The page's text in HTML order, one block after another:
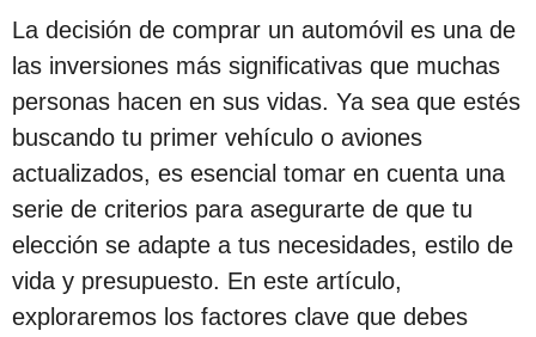
c
i
n
i
La decisión de comprar un automóvil es una de
las inversiones más significativas que muchas
personas hacen en sus vidas. Ya sea que estés
buscando tu primer vehículo o aviones
actualizados, es esencial tomar en cuenta una
serie de criterios para asegurarte de que tu
elección se adapte a tus necesidades, estilo de
vida y presupuesto. En este artículo,
exploraremos los factores clave que debes